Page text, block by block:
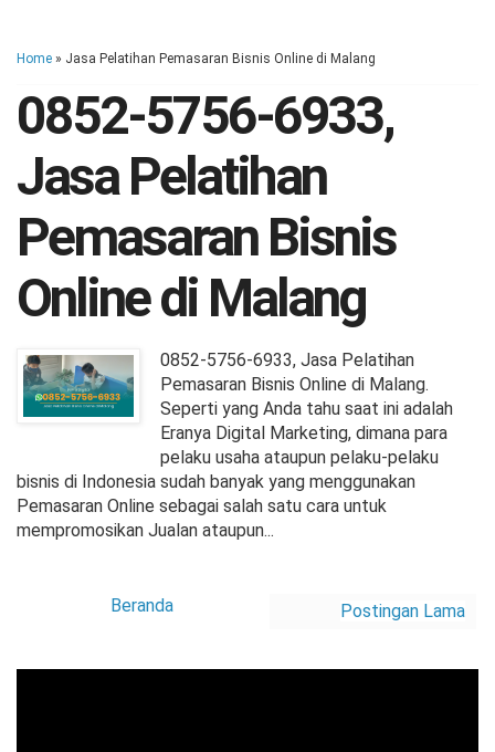
Home » Jasa Pelatihan Pemasaran Bisnis Online di Malang
0852-5756-6933,
Jasa Pelatihan
Pemasaran Bisnis
Online di Malang
0852-5756-6933, Jasa Pelatihan
Pemasaran Bisnis Online di Malang.
Seperti yang Anda tahu saat ini adalah
Eranya Digital Marketing, dimana para
pelaku usaha ataupun pelaku-pelaku
bisnis di Indonesia sudah banyak yang menggunakan
Pemasaran Online sebagai salah satu cara untuk
mempromosikan Jualan ataupun...
Postingan Lama
Beranda